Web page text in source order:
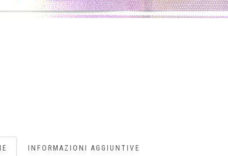
INFORMAZIONI AGGIUNTIVE